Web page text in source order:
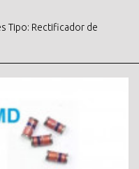
Tipo: Rectificador de